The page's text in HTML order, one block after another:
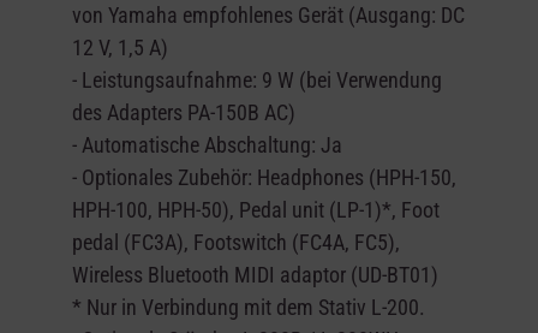
von Yamaha empfohlenes Gerät (Ausgang: DC
12 V, 1,5 A)
- Leistungsaufnahme: 9 W (bei Verwendung
des Adapters PA-150B AC)
- Automatische Abschaltung: Ja
- Optionales Zubehör: Headphones (HPH-150,
HPH-100, HPH-50), Pedal unit (LP-1)*, Foot
pedal (FC3A), Footswitch (FC4A, FC5),
Wireless Bluetooth MIDI adaptor (UD-BT01)
* Nur in Verbindung mit dem Stativ L-200.